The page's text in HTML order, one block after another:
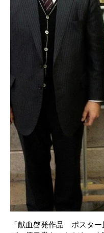
「献血啓発作品 ポスタ